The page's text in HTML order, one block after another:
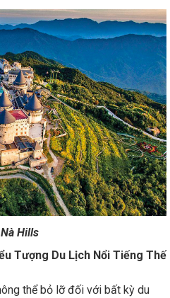
Hills
Tượng Du Lịch Nổi Tiếng Thế
thể bỏ lỡ đối với bất kỳ du